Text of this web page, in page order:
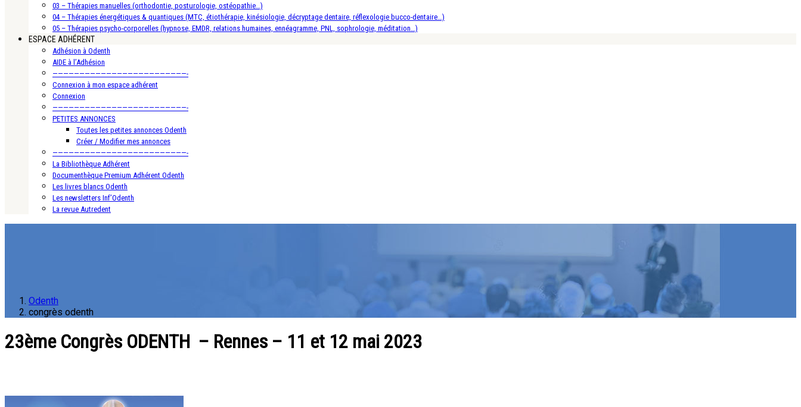
03 – Thérapies manuelles (orthodontie, posturologie, ostéopathie…)
04 – Thérapies énergétiques & quantiques (MTC, étiothérapie, kinésiologie, décryptage dentaire, réflexologie bucco-dentaire…)
05 – Thérapies psycho-corporelles (hypnose, EMDR, relations humaines, ennéagramme, PNL, sophrologie, méditation…)
ESPACE ADHÉRENT
Adhésion à Odenth
AIDE à l’Adhésion
—————————————————————————-
Connexion à mon espace adhérent
Connexion
—————————————————————————-
PETITES ANNONCES
Toutes les petites annonces Odenth
Créer / Modifier mes annonces
—————————————————————————-
La Bibliothèque Adhérent
Documenthèque Premium Adhérent Odenth
Les livres blancs Odenth
Les newsletters Inf’Odenth
La revue Autredent
Odenth
congrès odenth
23ème Congrès ODENTH – Rennes – 11 et 12 mai 2023